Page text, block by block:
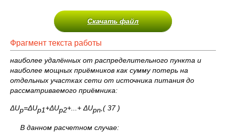
Скачать файл
Фрагмент текста работы
наиболее удалённых от распределительного пункта и
наиболее мощных приёмников как сумму потерь на
отдельных участках сети от источника питания до
рассматриваемого приёмника:
ΔUp=ΔUp1+ΔUр2+...+ ΔUpn ( 37 )
В данном расчетном случае: